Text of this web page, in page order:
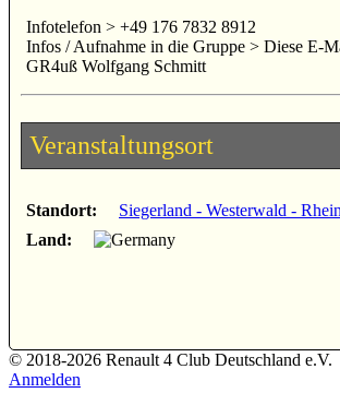
Infotelefon > +49 176 7832 8912
Infos / Aufnahme in die Gruppe > Diese E-
GR4uß Wolfgang Schmitt
Veranstaltungsort
Standort:
Siegerland - Westerwald -
Land:
© 2018-2026 Renault 4 Club Deutschland e.V.
Anmelden